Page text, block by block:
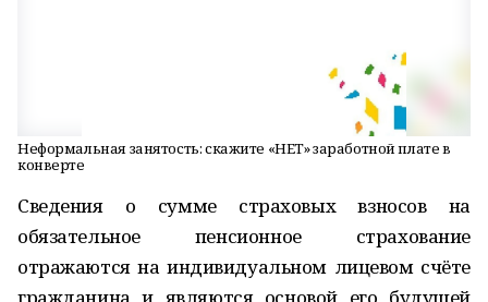
Неформальная занятость: скажите «НЕТ» заработной плате в
конверте
Сведения о сумме страховых взносов на
обязательное пенсионное страхование
отражаются на индивидуальном лицевом счёте